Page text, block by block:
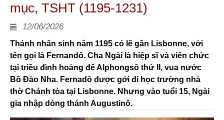
mục, TSHT (1195-1231)
12/06/2026
Thánh nhân sinh năm 1195 có lẽ gần Lisbonne, với
tên gọi là Fernandô. Cha Ngài là hiệp sĩ và viên chức
tại triều đình hoàng đế Alphongsô thứ II, vua nước
Bồ Đào Nha. Fernadô được gởi đi học trường nhà
thờ Chánh tòa tại Lisbonne. Nhưng vào tuổi 15, Ngài
gia nhập dòng thánh Augustinô.